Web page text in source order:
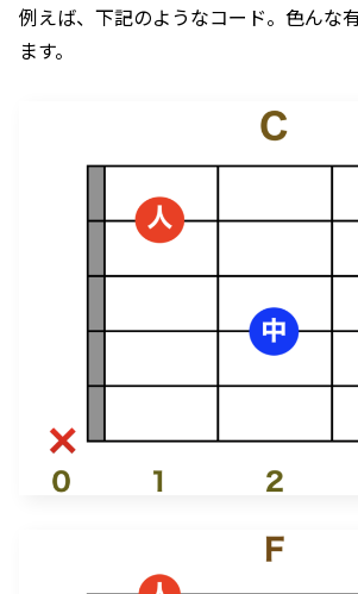
例えば、下記のようなコード。色んな
ます。